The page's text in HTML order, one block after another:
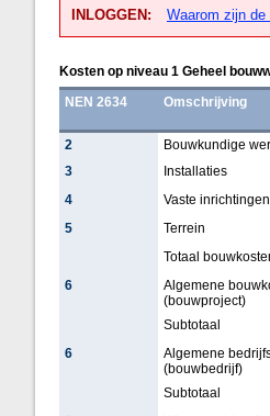
INLOGGEN: Waarom zijn
Kosten op niveau 1 Geheel
NEN 2634
Omschrijving
2
Bouwkundige
3
Installaties
4
Vaste inrichtingen
5
Terrein
Totaal
6
Algemene
(bouwproject)
Subtotaal
6
Algemene
(bouwbedrijf)
Subtotaal